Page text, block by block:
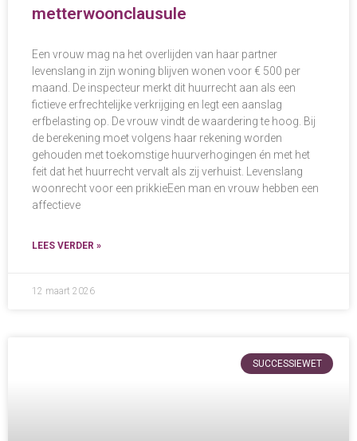
metterwoonclausule
Een vrouw mag na het overlijden van haar partner
levenslang in zijn woning blijven wonen voor € 500 per
maand. De inspecteur merkt dit huurrecht aan als een
fictieve erfrechtelijke verkrijging en legt een aanslag
erfbelasting op. De vrouw vindt de waardering te hoog. Bij
de berekening moet volgens haar rekening worden
gehouden met toekomstige huurverhogingen én met het
feit dat het huurrecht vervalt als zij verhuist. Levenslang
woonrecht voor een prikkieEen man en vrouw hebben een
affectieve
LEES VERDER »
12 maart 2026
SUCCESSIEWET